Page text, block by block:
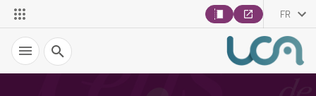
FR
Recherche